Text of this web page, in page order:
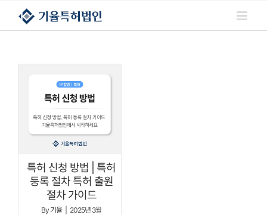
콘텐츠로
건너뛰기
특허 신청 방법 | 특허
등록 절차 특허 출원
절차 가이드
By기율 2025년 3월